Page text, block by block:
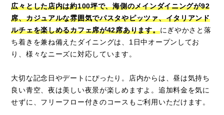
広々とした店内は約100坪で、海側のメインダイニングが92
席、カジュアルな雰囲気でパスタやピッツァ、イタリアンド
ルチェを楽しめるカフェ席が42席あります。にぎやかさと落
ち着きを兼ね備えたダイニングは、1日中オープンしてお
り、様々なニーズに対応しています。
大切な記念日やデートにぴったり。店内からは、昼は気持ち
良い青空、夜は美しい夜景が楽しめますよ。追加料金を気に
せずに、フリーフロー付きのコースもご利用いただけます。